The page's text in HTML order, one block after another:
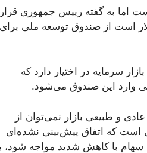
اما به گفته رییس جمهوری قرار
تسهیلات که رقمی معادل 150 میلیون دلار است از صندوق توسعه ملی برای
سرمایه در اختیار دارد که
وارد این صندوق می‌شود.
و طبیعی بازار نمی‌توان از
است که اتفاق پیش‌بینی نشده‌ای
سهام با کاهش شدید مواجه ‌شود،